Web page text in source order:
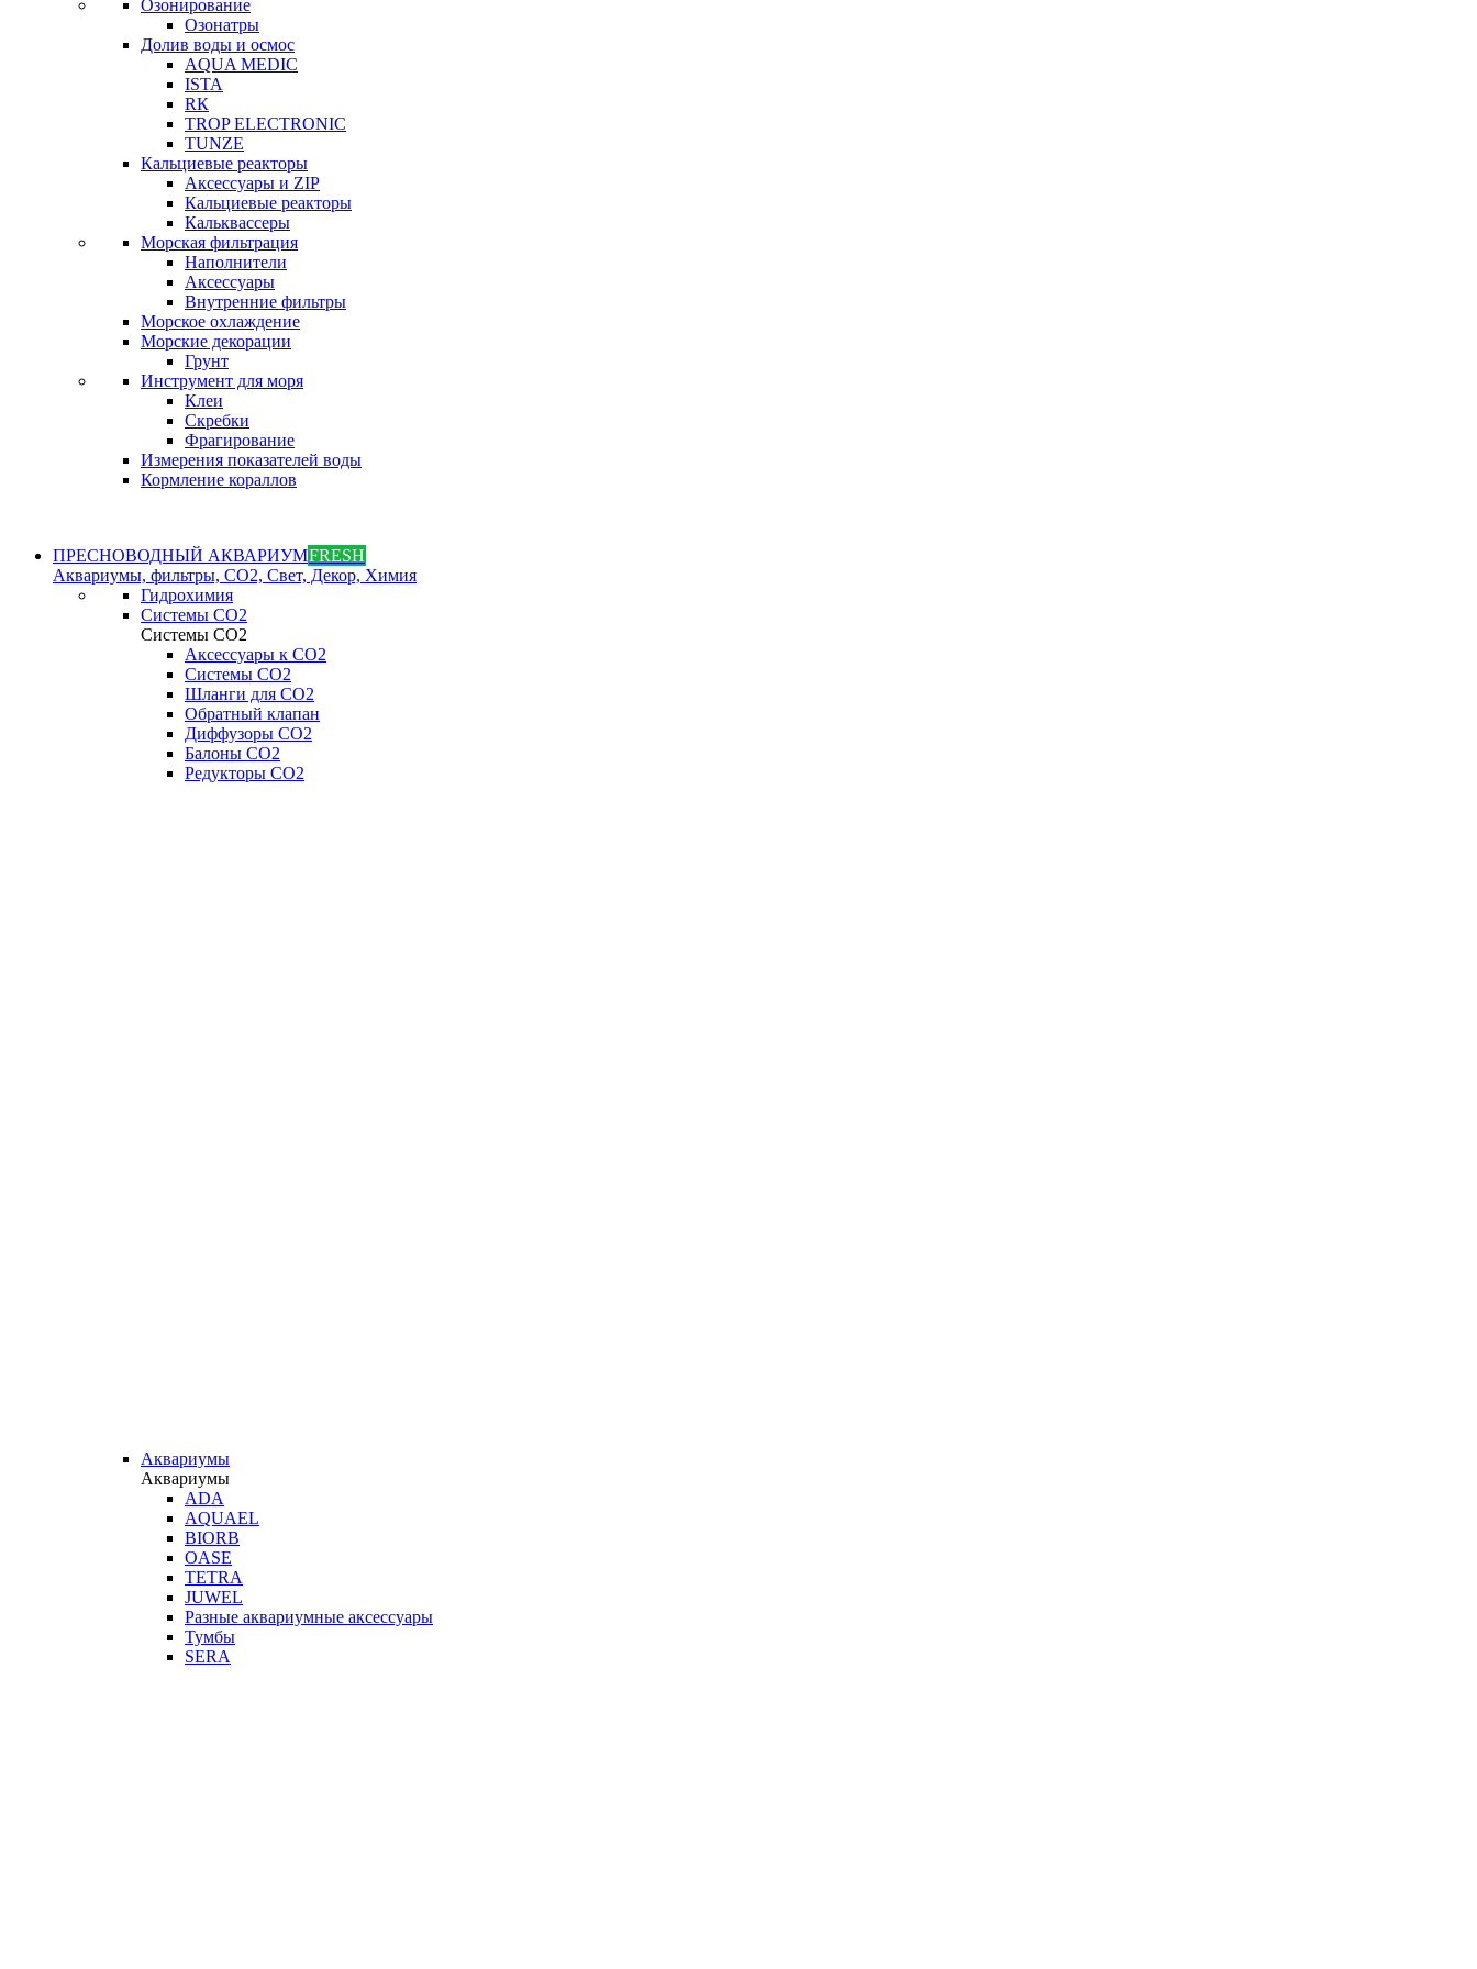
Озонирование
Озонатры
Долив воды и осмос
AQUA MEDIC
ISTA
RК
TROP ELECTRONIC
TUNZE
Кальциевые реакторы
Аксессуары и ZIP
Кальциевые реакторы
Кальквассеры
Морская фильтрация
Наполнители
Аксессуары
Внутренние фильтры
Морское охлаждение
Морские декорации
Грунт
Инструмент для моря
Клеи
Скребки
Фрагирование
Измерения показателей воды
Кормление кораллов
ПРЕСНОВОДНЫЙ АКВАРИУМFRESH
Аквариумы, фильтры, СО2, Свет, Декор, Химия
Гидрохимия
Системы СО2
Системы СО2
Аксессуары к СО2
Системы СО2
Шланги для CO2
Обратный клапан
Диффузоры СO2
Балоны CO2
Редукторы CO2
Аквариумы
Аквариумы
ADA
AQUAEL
BIORB
OASE
TETRA
JUWEL
Разные аквариумные аксессуары
Тумбы
SERA